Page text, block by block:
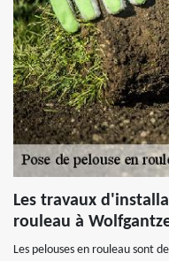
Les travaux
rouleau à
Les pelouses en rouleau sont